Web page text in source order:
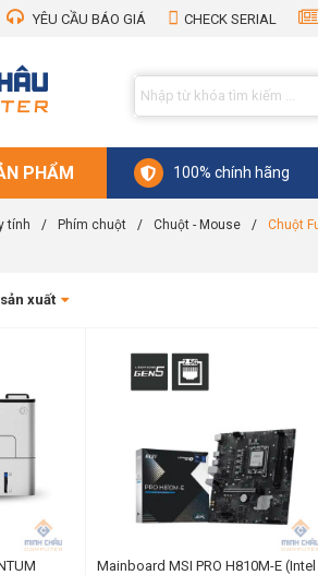
YÊU CẦU BÁO GIÁ CHECK SERIAL
PHẨM 100% chính hãng
tính / Phím chuột / Chuột - Mouse / Chuột
xuất
Mainboard MSI PRO H810M-E (Intel